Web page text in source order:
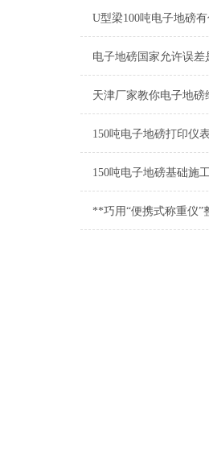
U型梁100吨电子地磅
电子地磅国家允许误差
天津厂家教你电子地磅
150吨电子地磅基础施